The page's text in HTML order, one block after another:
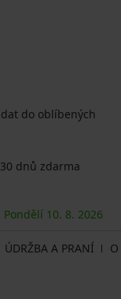
do oblíbených
dnů zdarma
Pondělí 10. 8. 2026
ÚDRŽBA A PRANÍ